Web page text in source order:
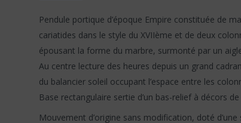
Pendule portique d’époque Empire constituée de
cariatides dans le style du XVIIème et de deux
épousant la forme du marbre, surmonté par un
Au centre lecture des heures depuis un grand
du balancier soleil occupant l’espace entre les
Base rectangulaire sertie d’un bas-relief à décors
Mouvement d’origine sans modification, doté